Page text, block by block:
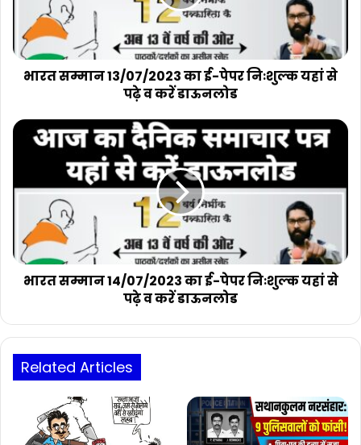
निःशुल्क
यहां
से
पढ़े
डाऊनलोड
भारत सम्मान 13/07/2023 का ई-पेपर निःशुल्क यहां से
पढ़े व करें डाऊनलोड
भारत
सम्मान
14/07/2023
ई-
निःशुल्क
यहां
से
पढ़े
डाऊनलोड
भारत सम्मान 14/07/2023 का ई-पेपर निःशुल्क यहां से
पढ़े व करें डाऊनलोड
Related Articles